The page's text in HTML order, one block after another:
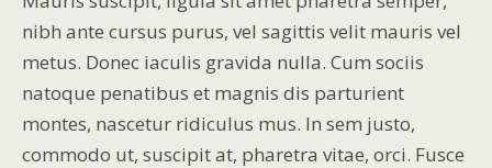
nibh ante cursus purus, vel sagittis velit mauris vel
metus. Donec iaculis gravida nulla. Cum sociis
natoque penatibus et magnis dis parturient
montes, nascetur ridiculus mus. In sem justo,
commodo ut, suscipit at, pharetra vitae, orci. Fusce